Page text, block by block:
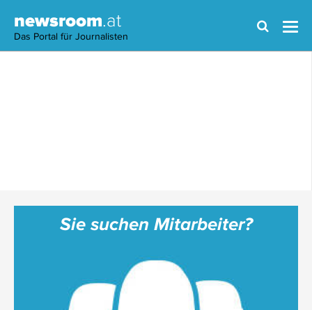
newsroom.at
Das Portal für Journalisten
Sie suchen Mitarbeiter?